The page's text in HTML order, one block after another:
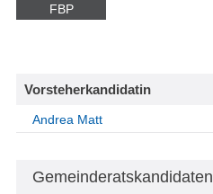
FBP
Vorsteherkandidatin
Andrea Matt
Gemeinderatskandidaten